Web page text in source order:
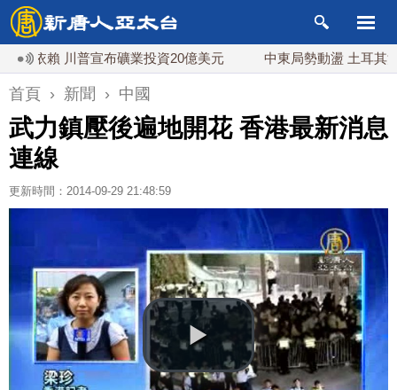
賴 川普宣布礦業投資20億美元 中東局勢動盪 土耳其沙特
首頁 › 新聞 › 中國
武力鎮壓後遍地開花 香港最新消息
連線
更新時間：2014-09-29 21:48:59